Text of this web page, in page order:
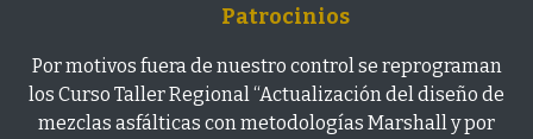
Patrocinios
Por motivos fuera de nuestro control se reprograman
los Curso Taller Regional “Actualización del diseño de
mezclas asfálticas con metodologías Marshall y por